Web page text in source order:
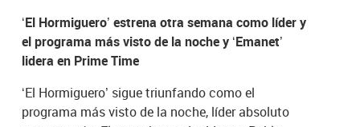
‘El Hormiguero’ estrena otra semana como líder y
el programa más visto de la noche y ‘Emanet’
lidera en Prime Time
‘El Hormiguero’ sigue triunfando como el
programa más visto de la noche, líder absoluto